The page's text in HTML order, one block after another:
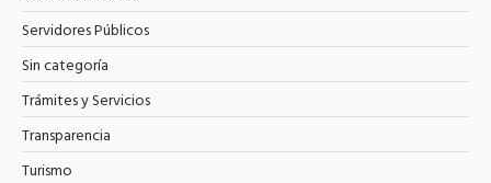
Servidores Públicos
Sin categoría
Trámites y Servicios
Transparencia
Turismo